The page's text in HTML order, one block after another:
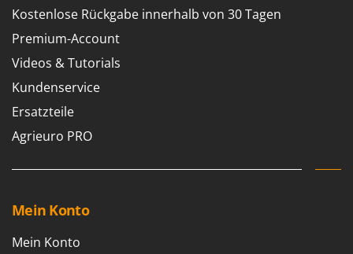
Kostenlose Rückgabe innerhalb von 30 Tagen
Premium-Account
Videos & Tutorials
Kundenservice
Ersatzteile
Agrieuro PRO
Mein Konto
Mein Konto